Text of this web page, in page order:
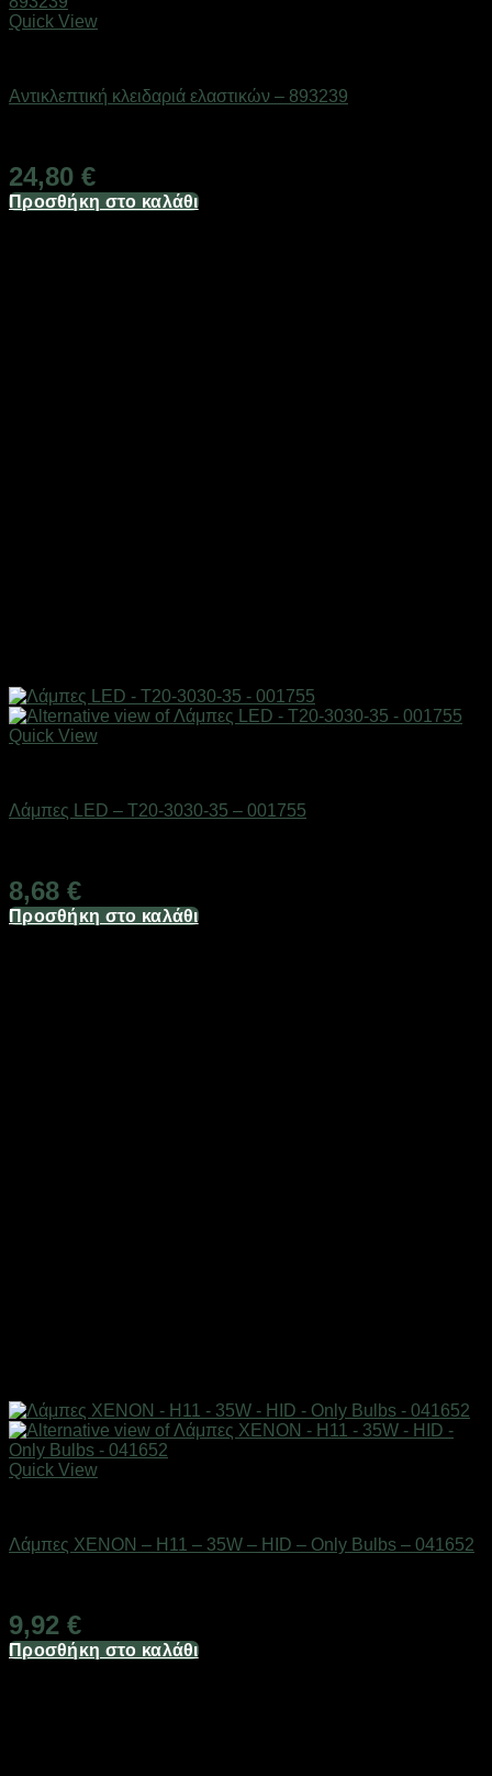
Quick View
Αντικλεπτική κλειδαριά ελαστικών – 893239
24,80 €
Προσθήκη στο καλάθι
Quick View
Λάμπες LED – T20-3030-35 – 001755
8,68 €
Προσθήκη στο καλάθι
Quick View
Λάμπες XENON – H11 – 35W – HID – Only Bulbs – 041652
9,92 €
Προσθήκη στο καλάθι